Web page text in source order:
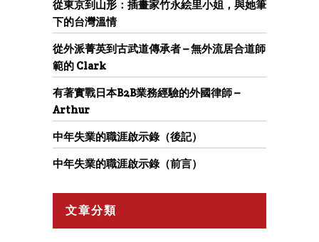
從東京到山形：插畫家竹永絵里小姐，與她筆
下的台灣溫情
從外派菁英到古武道傳承者 – 無外流居合道師
範的 Clark
有著實戰日本B2B業務經驗的外國律師 –
Arthur
中年失業的職涯啟示錄（後記）
中年失業的職涯啟示錄（前言）
文章分類